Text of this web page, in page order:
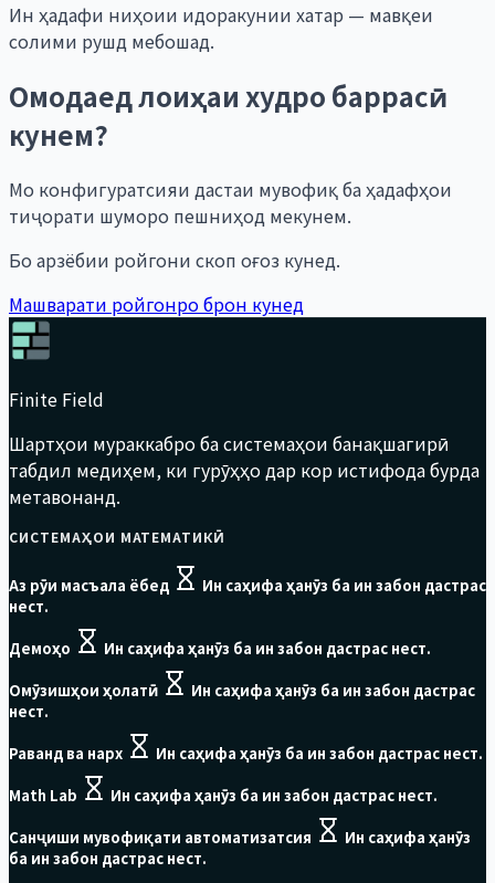
Ин ҳадафи ниҳоии идоракунии хатар — мавқеи
солими рушд мебошад.
Омодаед лоиҳаи худро баррасӣ
кунем?
Мо конфигуратсияи дастаи мувофиқ ба ҳадафҳои
тиҷорати шуморо пешниҳод мекунем.
Бо арзёбии ройгони скоп оғоз кунед.
Машварати ройгонро брон кунед
Finite Field
Шартҳои мураккабро ба системаҳои банақшагирӣ
табдил медиҳем, ки гурӯҳҳо дар кор истифода бурда
метавонанд.
СИСТЕМАҲОИ МАТЕМАТИКӢ
Аз рӯи масъала ёбед
Ин саҳифа ҳанӯз ба ин забон дастрас
нест.
Демоҳо
Ин саҳифа ҳанӯз ба ин забон дастрас нест.
Омӯзишҳои ҳолатӣ
Ин саҳифа ҳанӯз ба ин забон дастрас
нест.
Раванд ва нарх
Ин саҳифа ҳанӯз ба ин забон дастрас нест.
Math Lab
Ин саҳифа ҳанӯз ба ин забон дастрас нест.
Санҷиши мувофиқати автоматизатсия
Ин саҳифа ҳанӯз
ба ин забон дастрас нест.